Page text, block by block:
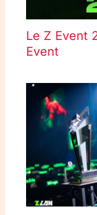
Le Z Event
Event